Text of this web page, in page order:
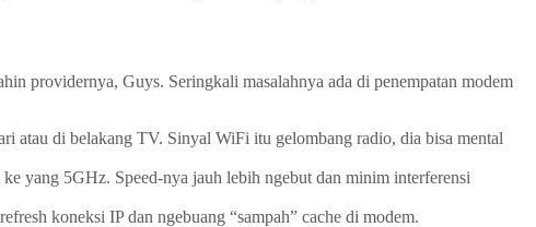
providernya, Guys. Seringkali masalahnya ada di penempatan modem
atau di belakang TV. Sinyal WiFi itu gelombang radio, dia bisa mental
yang 5GHz. Speed-nya jauh lebih ngebut dan minim interferensi
koneksi IP dan ngebuang “sampah” cache di modem.